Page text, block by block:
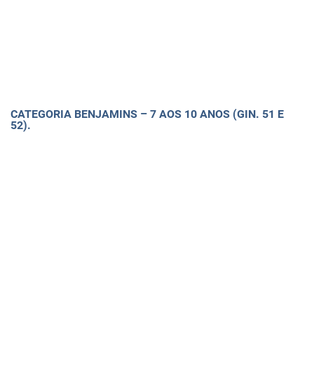
CATEGORIA BENJAMINS – 7 AOS 10 ANOS (GIN. 51 E
52).